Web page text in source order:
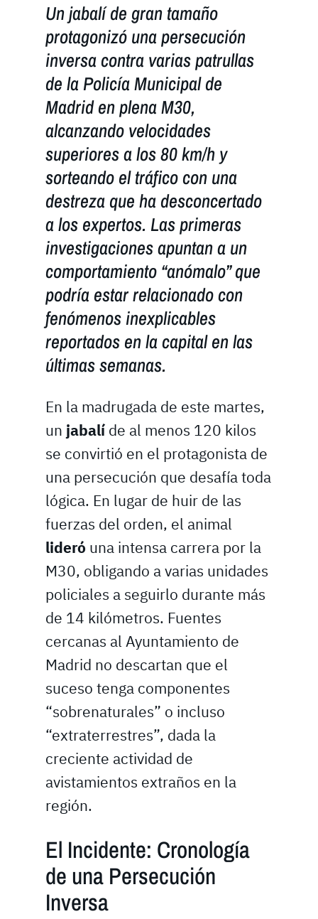
Un jabalí de gran tamaño
protagonizó una persecución
inversa contra varias patrullas
de la Policía Municipal de
Madrid en plena M30,
alcanzando velocidades
superiores a los 80 km/h y
sorteando el tráfico con una
destreza que ha desconcertado
a los expertos. Las primeras
investigaciones apuntan a un
comportamiento “anómalo” que
podría estar relacionado con
fenómenos inexplicables
reportados en la capital en las
últimas semanas.
En la madrugada de este martes,
un jabalí de al menos 120 kilos
se convirtió en el protagonista de
una persecución que desafía toda
lógica. En lugar de huir de las
fuerzas del orden, el animal
lideró una intensa carrera por la
M30, obligando a varias unidades
policiales a seguirlo durante más
de 14 kilómetros. Fuentes
cercanas al Ayuntamiento de
Madrid no descartan que el
suceso tenga componentes
“sobrenaturales” o incluso
“extraterrestres”, dada la
creciente actividad de
avistamientos extraños en la
región.
El Incidente: Cronología
de una Persecución
Inversa